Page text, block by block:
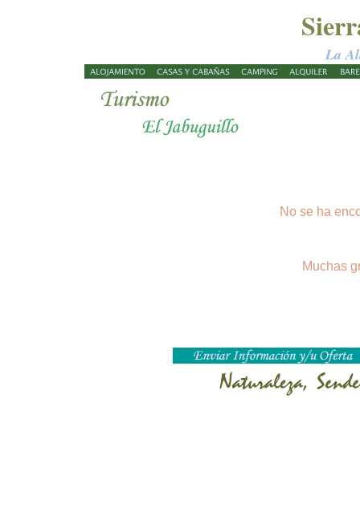
La
No se ha
Muchas